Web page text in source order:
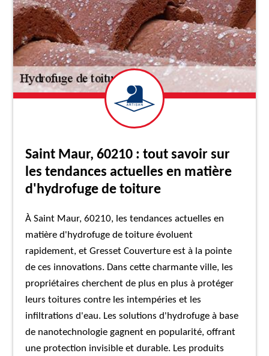
Saint Maur, 60210 : tout savoir sur
les tendances actuelles en matière
d'hydrofuge de toiture
À Saint Maur, 60210, les tendances actuelles en
matière d'hydrofuge de toiture évoluent
rapidement, et Gresset Couverture est à la pointe
de ces innovations. Dans cette charmante ville, les
propriétaires cherchent de plus en plus à protéger
leurs toitures contre les intempéries et les
infiltrations d'eau. Les solutions d'hydrofuge à base
de nanotechnologie gagnent en popularité, offrant
une protection invisible et durable. Les produits